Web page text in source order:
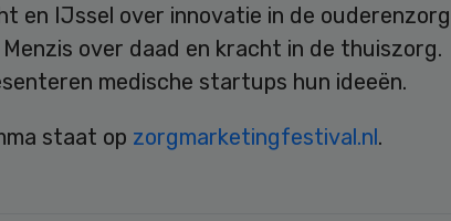
en IJssel over innovatie in de ouderenzorg
over daad en kracht in de thuiszorg.
medische startups hun ideeën.
staat op zorgmarketingfestival.nl.